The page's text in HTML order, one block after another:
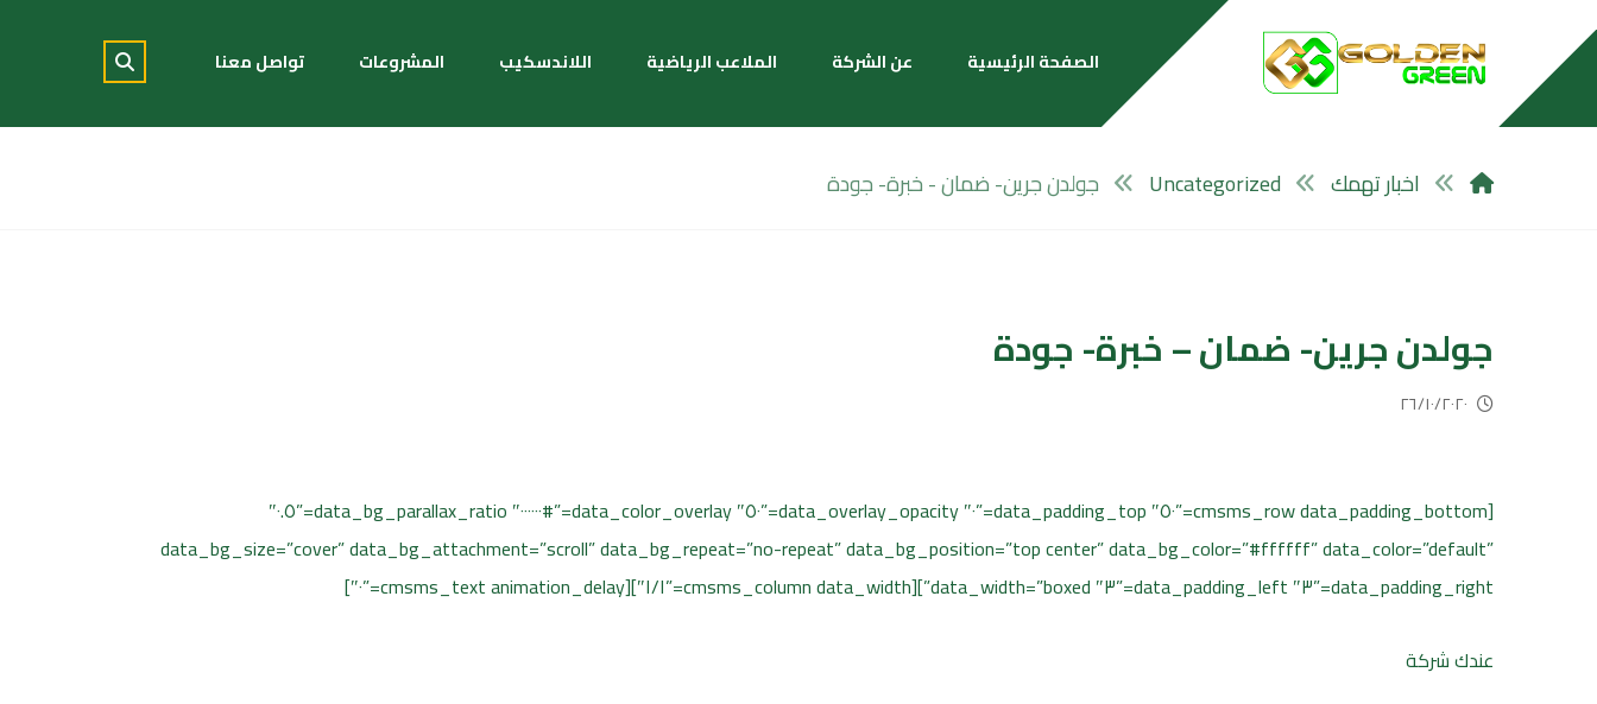
الصفحة الرئيسية عن الشركة الملاعب الرياضية اللاندسكيب المشروعات تواصل معنا
اخبار تهمك Uncategorized جولدن جرين- ضمان - خبرة- جودة
جولدن جرين- ضمان – خبرة- جودة
٢٦/١٠/٢٠٢٠
[cmsms_row data_padding_bottom=”٥٠″ data_padding_top=”٠″ data_overlay_opacity=”٥٠″ data_color_overlay=”#٠٠٠٠٠٠″ data_bg_parallax_ratio=”٠.٥″
data_bg_size=”cover” data_bg_attachment=”scroll” data_bg_repeat=”no-repeat” data_bg_position=”top center” data_bg_color=”#ffffff” data_color=”default”
data_padding_right=”٣″ data_padding_left=”٣″ data_width=”boxed”][cmsms_column data_width=”١/١″][cmsms_text animation_delay=”٠″]
عندك شركة